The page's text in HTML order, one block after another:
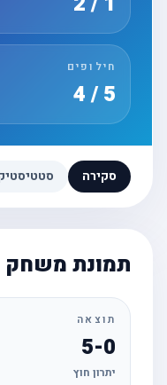
חילופים
סקירה סטטיסטיקה
תמונת משחק
תוצאה
5-0
יתרון חוץ